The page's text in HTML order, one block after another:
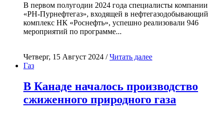
В первом полугодии 2024 года специалисты компании
«РН-Пурнефтегаз», входящей в нефтегазодобывающий
комплекс НК «Роснефть», успешно реализовали 946
мероприятий по программе...
Четверг, 15 Август 2024 /Читать далее
Газ
В Канаде началось производство
сжиженного природного газа